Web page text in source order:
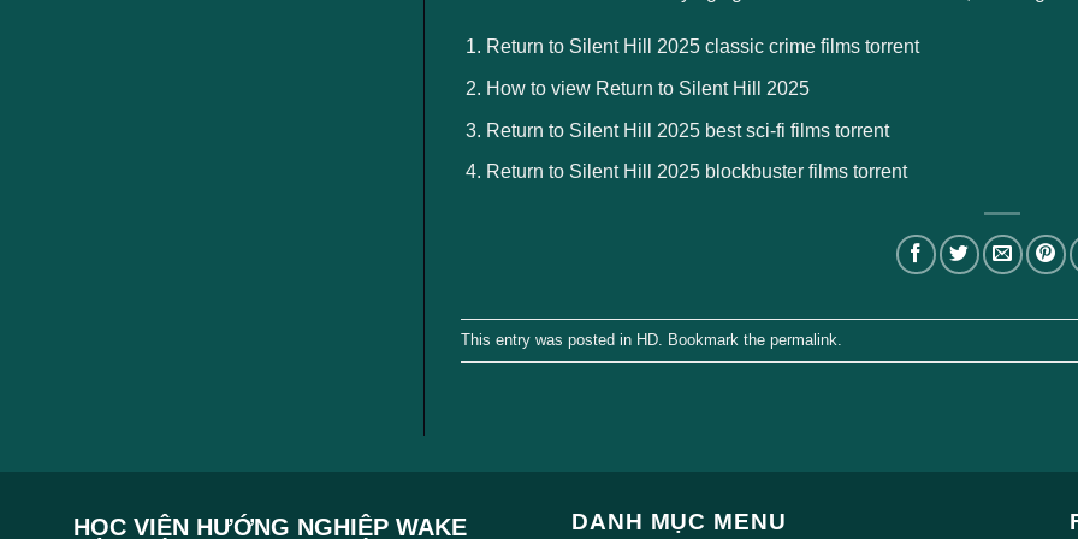
Return to Silent Hill 2025 classic crime films torrent
How to view Return to Silent Hill 2025
Return to Silent Hill 2025 best sci-fi films torrent
Return to Silent Hill 2025 blockbuster films torrent
This entry was posted in HD . Bookmark the permalink
HỌC VIỆN HƯỚNG NGHIỆP WAKE DANH MỤC MENU